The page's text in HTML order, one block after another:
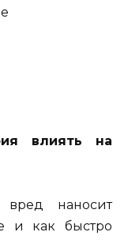
влиять на
наносит
и как быстро